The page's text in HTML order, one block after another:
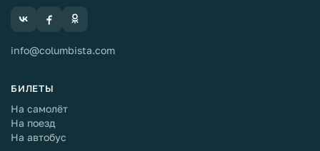
info@columbista.com
БИЛЕТЫ
На самолёт
На поезд
На автобус